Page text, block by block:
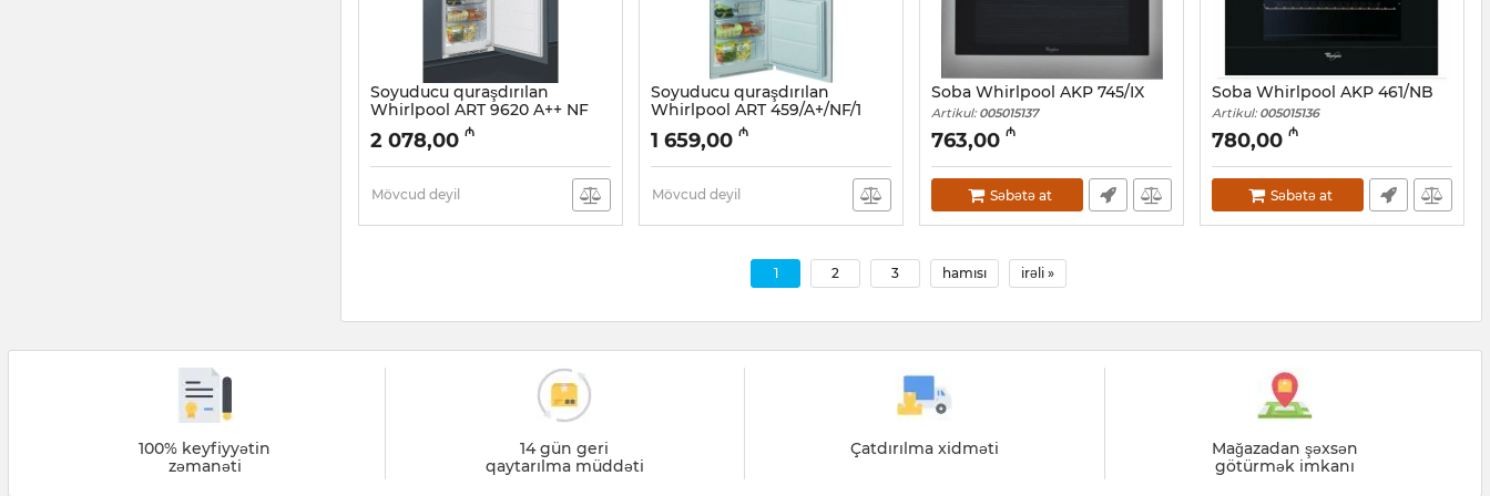
Soyuducu quraşdırılan
Whirlpool ART 9620 A++ NF
Artikul: 005058013
2 078,00 ₼
Mövcud deyil
Soyuducu quraşdırılan
Whirlpool ART 459/A+/NF/1
Artikul: 005058011
1 659,00 ₼
Mövcud deyil
Soba Whirlpool AKP 745/IX
Artikul: 005015137
763,00 ₼
Səbətə at
Soba Whirlpool AKP 461/NB
Artikul: 005015136
780,00 ₼
Səbətə at
1 2 3 hamısı irəli »
100% keyfiyyətin
zəmanəti
14 gün geri
qaytarılma müddəti
Çatdırılma xidməti
Mağazadan şəxsən
götürmək imkanı